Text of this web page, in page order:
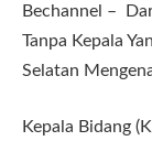
Bechannel –
Tanpa Kepala
Selatan
Kepala Bidang